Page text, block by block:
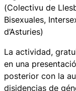
(Colectivu de
Bisexuales,
d’Asturies)
La actividad,
en una
posterior con la
disidencias de